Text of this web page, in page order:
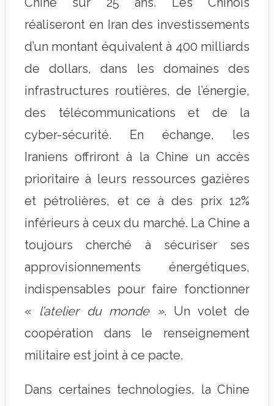
réaliseront en Iran des investissements
d’un montant équivalent à 400 milliards
de dollars, dans les domaines des
infrastructures routières, de l’énergie,
des télécommunications et de la
cyber-sécurité. En échange, les
Iraniens offriront à la Chine un accès
prioritaire à leurs ressources gazières
et pétrolières, et ce à des prix 12%
inférieurs à ceux du marché. La Chine a
toujours cherché à sécuriser ses
approvisionnements énergétiques,
indispensables pour faire fonctionner
« l’atelier du monde ». Un volet de
coopération dans le renseignement
militaire est joint à ce pacte.
Dans certaines technologies, la Chine